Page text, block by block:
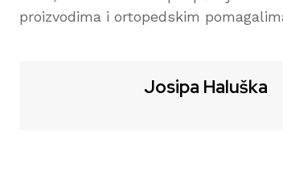
proizvodima i ortopedskim
Josipa Haluška